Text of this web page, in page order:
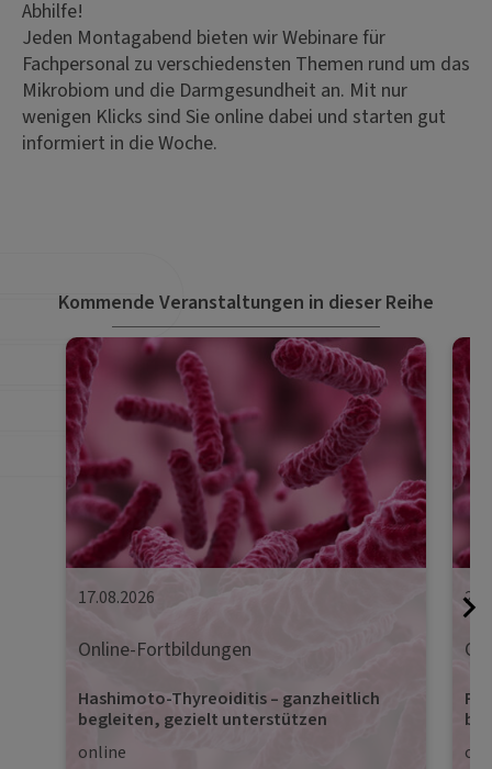
Abhilfe!
Jeden Montagabend bieten wir Webinare für
Fachpersonal zu verschiedensten Themen rund um das
Mikrobiom und die Darmgesundheit an. Mit nur
wenigen Klicks sind Sie online dabei und starten gut
informiert in die Woche.
Kommende Veranstaltungen in dieser Reihe
17.08.2026
Online-Fortbildungen
Hashimoto-Thyreoiditis – ganzheitlich
begleiten, gezielt unterstützen
online